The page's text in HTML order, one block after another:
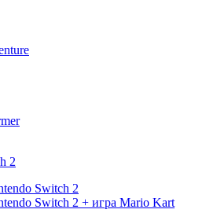
2
Switch 2
Switch 2 + игра Mario Kart